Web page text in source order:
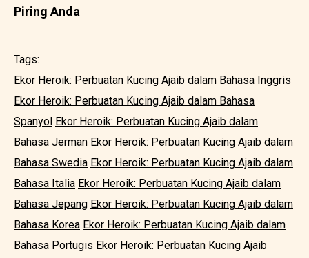
Piring Anda
Tags:
Ekor Heroik: Perbuatan Kucing Ajaib dalam Bahasa Inggris
Ekor Heroik: Perbuatan Kucing Ajaib dalam Bahasa
Spanyol Ekor Heroik: Perbuatan Kucing Ajaib dalam
Bahasa Jerman Ekor Heroik: Perbuatan Kucing Ajaib dalam
Bahasa Swedia Ekor Heroik: Perbuatan Kucing Ajaib dalam
Bahasa Italia Ekor Heroik: Perbuatan Kucing Ajaib dalam
Bahasa Jepang Ekor Heroik: Perbuatan Kucing Ajaib dalam
Bahasa Korea Ekor Heroik: Perbuatan Kucing Ajaib dalam
Bahasa Portugis Ekor Heroik: Perbuatan Kucing Ajaib